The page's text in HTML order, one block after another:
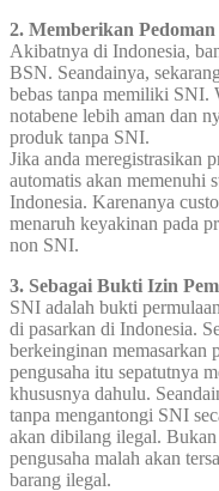
2. Memberikan
Akibatnya di Indonesia,
BSN. Seandainya,
bebas tanpa memiliki SNI.
notabene lebih aman dan
produk tanpa SNI.
Jika anda meregistrasikan
automatis akan memenuhi
Indonesia. Karenanya
menaruh keyakinan pada
non SNI.
3. Sebagai Bukti Izin
SNI adalah bukti
di pasarkan di Indonesia.
berkeinginan memasarkan
pengusaha itu sepatutnya
khususnya dahulu.
tanpa mengantongi SNI
akan dibilang ilegal.
pengusaha malah akan
barang ilegal.